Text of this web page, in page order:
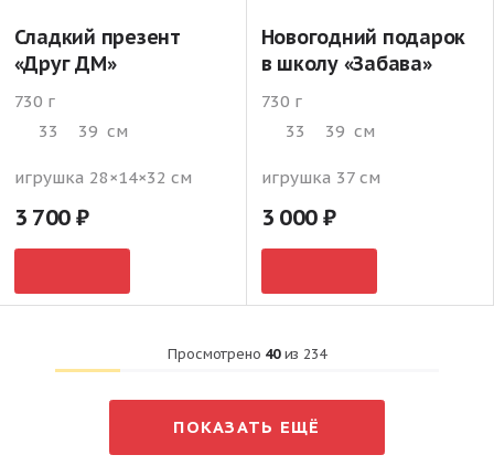
Сладкий презент
«Друг ДМ»
730 г
33
39 см
игрушка 28×14×32 см
3 700
Новогодний подарок
в школу «Забава»
730 г
33
39 см
игрушка 37 см
3 000
Просмотрено 40из 234
ПОКАЗАТЬ ЕЩЁ